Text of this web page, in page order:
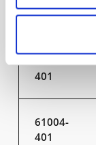
401
401
61004-
401